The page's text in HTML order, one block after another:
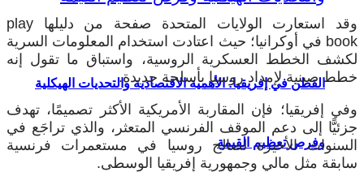
القطن في إفريقيا: الأهمية الاقتصادية والتحديات الهيكلية
وفرص تعظيم القيمة
وقد استعارت الولايات المتحدة صفحة من دليلها play
book في أوكرانيا؛ حيث اعتادت استخدام المعلومات السرية
لكشف الخطط العسكرية الروسية، واستباق ما تقول إنه
خطط صينية لإمداد روسيا بأسلحة جديدة.
وفي إفريقيا؛ فإن المقاربة الأمريكية الأكثر تصميمًا، تهدف
جزئيًّا إلى دعم الموقف الفرنسي المتعثر، والذي تراجَع في
السنوات الأخيرة لصالح روسيا في مستعمرات فرنسية
سابقة مثل مالي وجمهورية إفريقيا الوسطى.